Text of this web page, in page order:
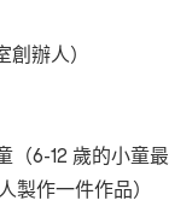
辦人）
6-12 歲的小童
製作一件作品）